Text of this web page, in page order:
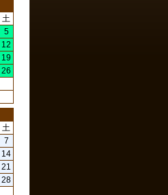
土
5
12
19
26
土
7
14
21
28